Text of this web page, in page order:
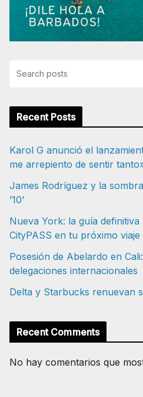
Recent Posts
Karol G anunció el
me arrepiento de sentir
James Rodríguez y la
’10’
Nueva York: la guía
CityPASS en tu próximo viaje
Posesión de Abelardo en
delegaciones internacionales
Delta y Starbucks renuevan
Recent Comments
No hay comentarios que